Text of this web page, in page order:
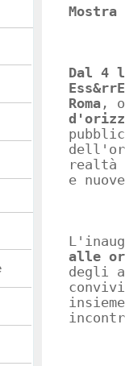
Dal 4
Ess&rrE
Roma ,
realtà
e
alle
degli